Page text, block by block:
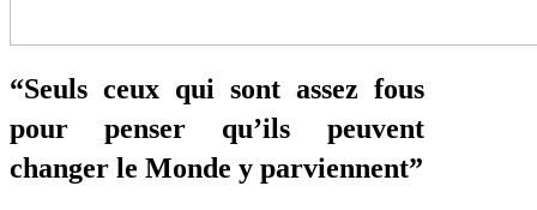
“Seuls ceux qui sont assez fous
pour penser qu’ils peuvent
changer le Monde y parviennent”